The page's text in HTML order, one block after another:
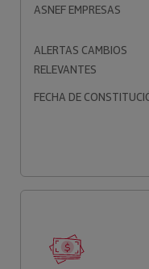
ASNEF EMPRESAS
ALERTAS CAMBIOS
RELEVANTES
FECHA DE